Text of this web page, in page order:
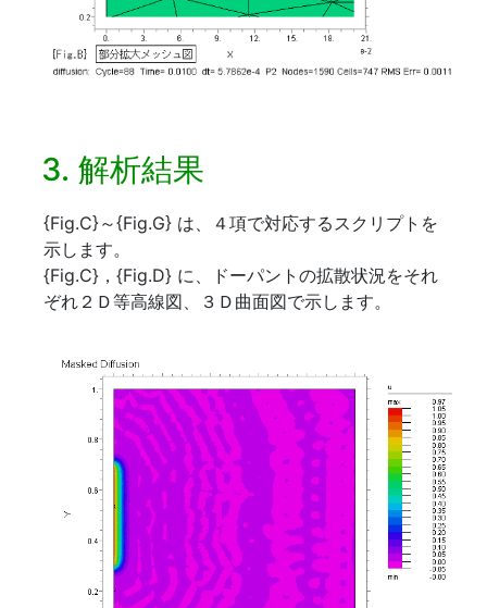
3. 解析結果
{Fig.C}～{Fig.G} は、４項で対応するスクリプトを
示します。
{Fig.C}，{Fig.D} に、ドーパントの拡散状況をそれ
ぞれ２Ｄ等高線図、３Ｄ曲面図で示します。